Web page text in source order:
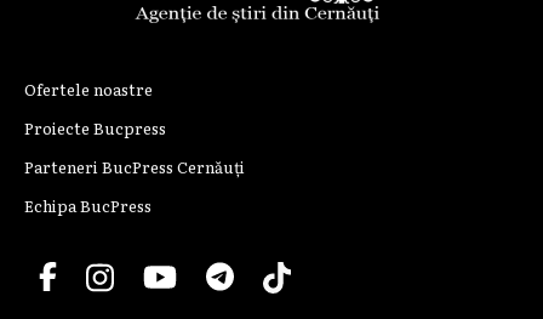
Ofertele noastre
Proiecte Bucpress
Parteneri BucPress Cernăuți
Echipa BucPress